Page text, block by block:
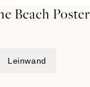
Beach Poster
Leinwand